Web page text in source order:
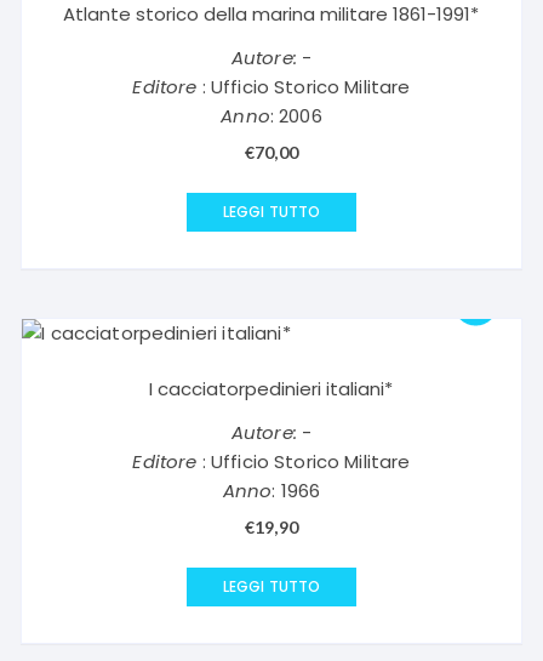
Atlante storico della marina militare 1861-1991*
Autore: -
Editore : Ufficio Storico Militare
Anno: 2006
€70,00
LEGGI TUTTO
I cacciatorpedinieri italiani*
Autore: -
Editore : Ufficio Storico Militare
Anno: 1966
€19,90
LEGGI TUTTO